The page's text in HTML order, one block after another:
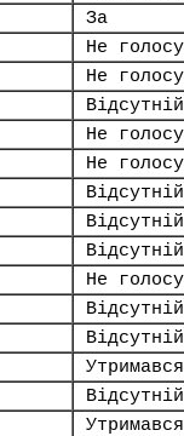
За
Не
Не
Відсутній
Не
Не
Відсутній
Відсутній
Відсутній
Не
Відсутній
Відсутній
Утримався
Відсутній
Утримався